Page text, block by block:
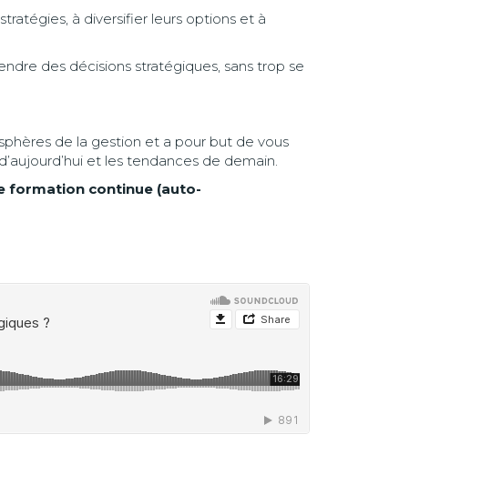
à diversifier leurs options et à
des décisions stratégiques, sans trop se
de la gestion et a pour but de vous
et les tendances de demain.
formation continue (auto-